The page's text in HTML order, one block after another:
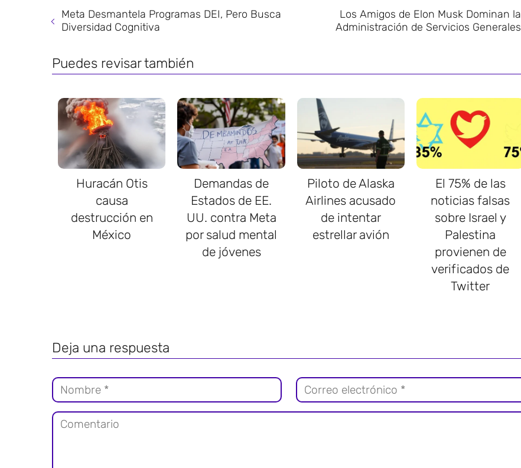
Meta Desmantela Programas DEI, Pero Busca
Diversidad Cognitiva
Los Amigos de Elon Musk Dominan la
Administración de Servicios Generales
Puedes revisar también
Huracán Otis
causa
destrucción en
México
Demandas de
Estados de EE.
UU. contra Meta
por salud mental
de jóvenes
Piloto de Alaska
Airlines acusado
de intentar
estrellar avión
El 75% de las
noticias falsas
sobre Israel y
Palestina
provienen de
verificados de
Twitter
Deja una respuesta